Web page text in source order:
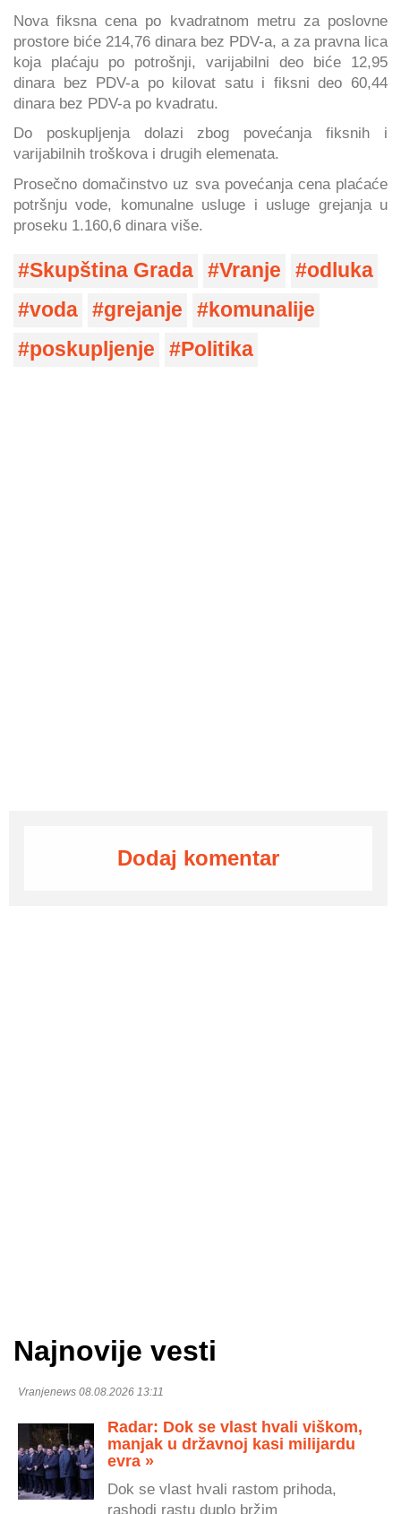
Nova fiksna cena po kvadratnom metru za poslovne
prostore biće 214,76 dinara bez PDV-a, a za pravna lica
koja plaćaju po potrošnji, varijabilni deo biće 12,95
dinara bez PDV-a po kilovat satu i fiksni deo 60,44
dinara bez PDV-a po kvadratu.
Do poskupljenja dolazi zbog povećanja fiksnih i
varijabilnih troškova i drugih elemenata.
Prosečno domačinstvo uz sva povećanja cena plaćaće
potršnju vode, komunalne usluge i usluge grejanja u
proseku 1.160,6 dinara više.
Skupština Grada Vranje
odluka
voda
grejanje
komunalije
poskupljenje
Politika
Dodaj komentar
Najnovije vesti
Vranjenews 08.08.2026 13:11
Radar: Dok se vlast hvali viškom,
manjak u državnoj kasi milijardu
evra »
Dok se vlast hvali rastom prihoda,
rashodi rastu duplo bržim